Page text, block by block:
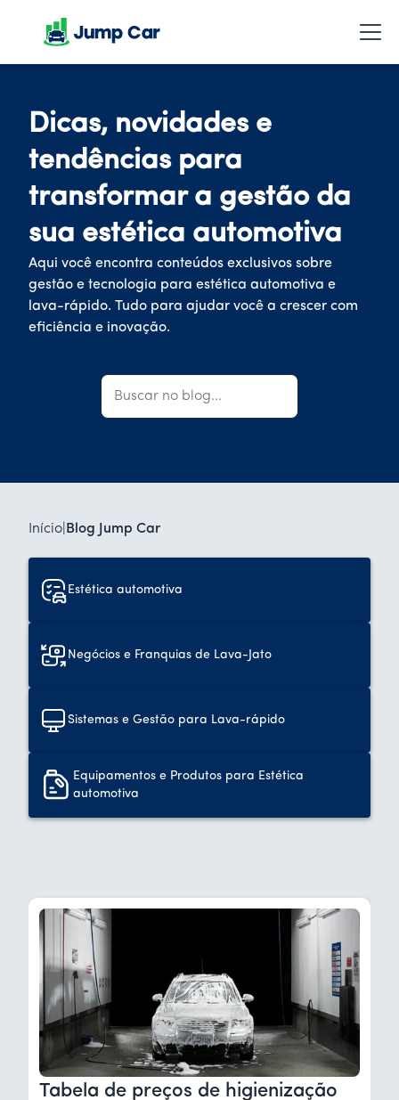
Dicas, novidades e
tendências para
transformar a gestão da
sua estética automotiva
Aqui você encontra conteúdos exclusivos sobre
gestão e tecnologia para estética automotiva e
lava-rápido. Tudo para ajudar você a crescer com
eficiência e inovação.
Início Blog Jump Car
Estética automotiva
Negócios e Franquias de Lava-Jato
Sistemas e Gestão para Lava-rápido
Equipamentos e Produtos para Estética
automotiva
Tabela de preços de higienização